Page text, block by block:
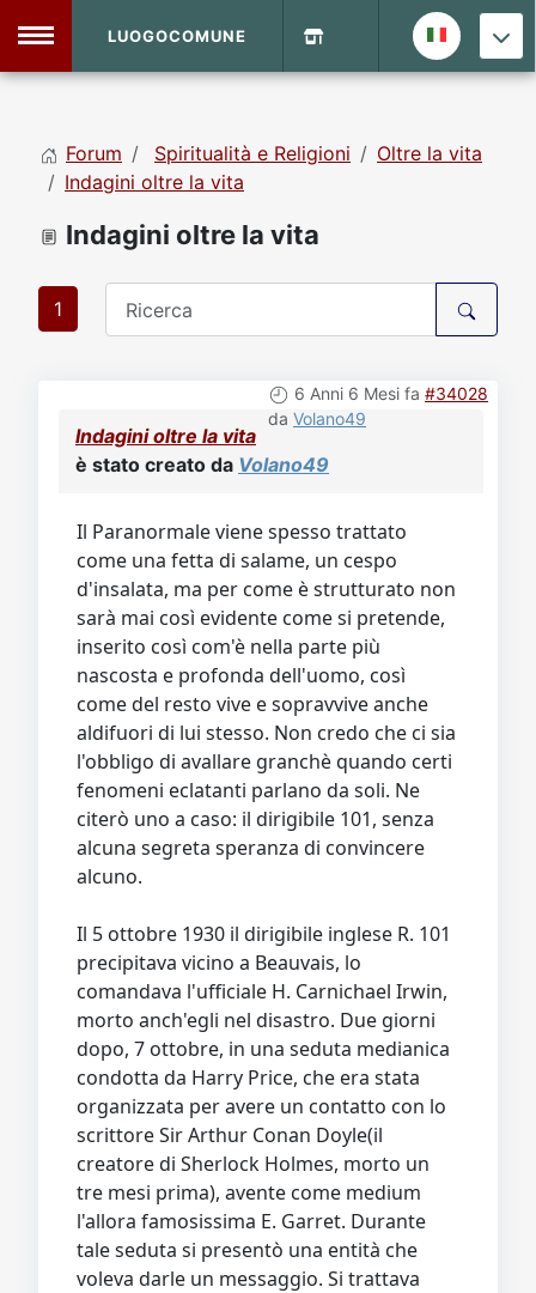
Home
LUOGOCOMUNE
Forum Spiritualità e Religioni
Oltre la vita
Indagini oltre la vita
Indagini oltre la vita
1
6 Anni 6 Mesi fa #34028
da Volano49
Indagini oltre la vita
è stato creato da Volano49
Il Paranormale viene spesso trattato
come una fetta di salame, un cespo
d'insalata, ma per come è strutturato non
sarà mai così evidente come si pretende,
inserito così com'è nella parte più
nascosta e profonda dell'uomo, così
come del resto vive e sopravvive anche
aldifuori di lui stesso. Non credo che ci sia
l'obbligo di avallare granchè quando certi
fenomeni eclatanti parlano da soli. Ne
citerò uno a caso: il dirigibile 101, senza
alcuna segreta speranza di convincere
alcuno.
Il 5 ottobre 1930 il dirigibile inglese R. 101
precipitava vicino a Beauvais, lo
comandava l'ufficiale H. Carnichael Irwin,
morto anch'egli nel disastro. Due giorni
dopo, 7 ottobre, in una seduta medianica
condotta da Harry Price, che era stata
organizzata per avere un contatto con lo
scrittore Sir Arthur Conan Doyle(il
creatore di Sherlock Holmes, morto un
tre mesi prima), avente come medium
l'allora famosissima E. Garret. Durante
tale seduta si presentò una entità che
voleva darle un messaggio. Si trattava